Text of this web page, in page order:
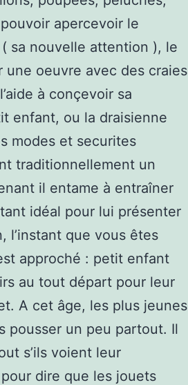
apercevoir le
sa nouvelle attention ), le
une oeuvre avec des craies
à conçevoir sa
enfant, ou la draisienne
modes et securites
traditionnellement un
il entame à entraîner
idéal pour lui présenter
l’instant que vous êtes
approché : petit enfant
au tout départ pour leur
A cet âge, les plus jeunes
pousser un peu partout. Il
s’ils voient leur
dire que les jouets